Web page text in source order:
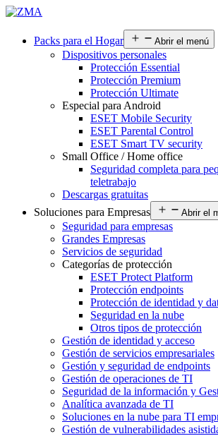
Packs para el Hogar Abrir el menú
Dispositivos personales
Protección Essential
Protección Premium
Protección Ultimate
Especial para Android
ESET Mobile Security
ESET Parental Control
ESET Smart TV security
Small Office / Home office
Seguridad completa para
teletrabajo
Descargas gratuitas
Soluciones para Empresas
Abrir el
Seguridad para empresas
Grandes Empresas
Servicios de seguridad
Categorías de protección
ESET Protect Platform
Protección endpoints
Protección de identidad y
Seguridad en la nube
Otros tipos de protección
Gestión de identidad y acceso
Gestión de servicios empresariales
Gestión y seguridad de endpoints
Gestión de operaciones de TI
Seguridad de la información y
Analítica avanzada de TI
Soluciones en la nube para TI
Gestión de vulnerabilidades